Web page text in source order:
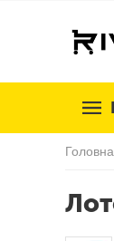
Головна